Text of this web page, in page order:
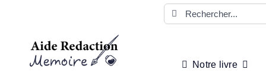
Rechercher:
Notre livre